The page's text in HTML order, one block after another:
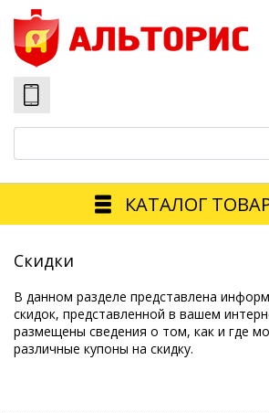
КАТАЛОГ
Скидки
В данном разделе представлена
скидок, представленной в вашем
размещены сведения о том, как и где
различные купоны на скидку.